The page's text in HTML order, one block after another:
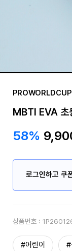
PROWORLDCUP
MBTI EVA 초
58%
로그인하고 쿠
상품번호 :
#어린이 #